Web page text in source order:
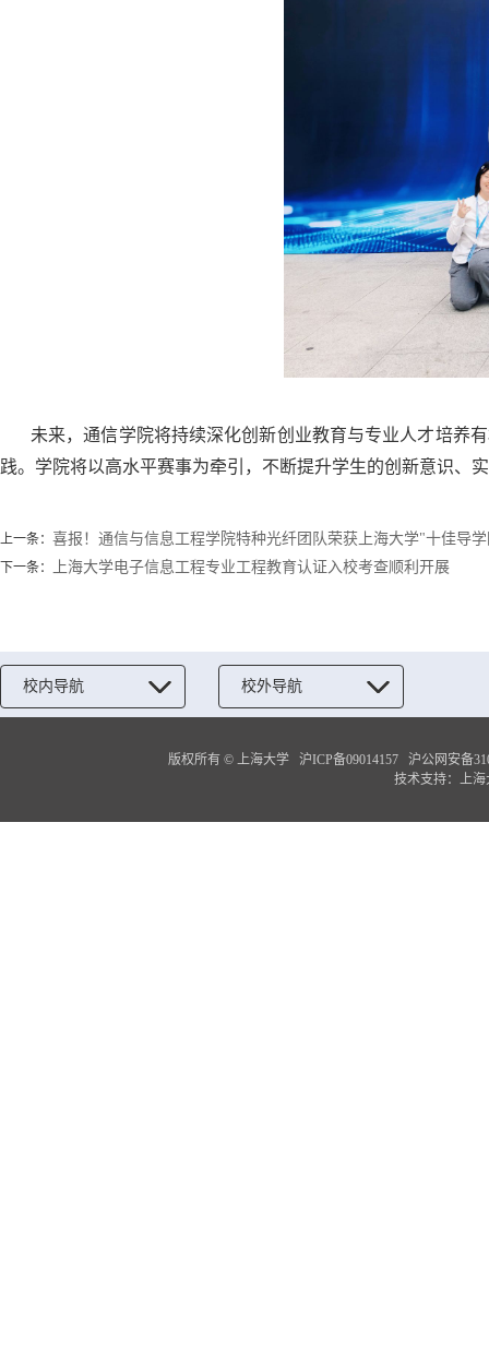
未来，通信学院将持续深化创新创业教育与专业人才培养
践。学院将以高水平赛事为牵引，不断提升学生的创新意识、
上一条： 喜报！通信与信息工程学院特种光纤团队荣获上海大学"十佳导
下一条： 上海大学电子信息工程专业工程教育认证入校考查顺利开展
校内导航 校外导航
版权所有 ©上海大学 沪ICP备09014157
沪公网安备
技术支持： 上